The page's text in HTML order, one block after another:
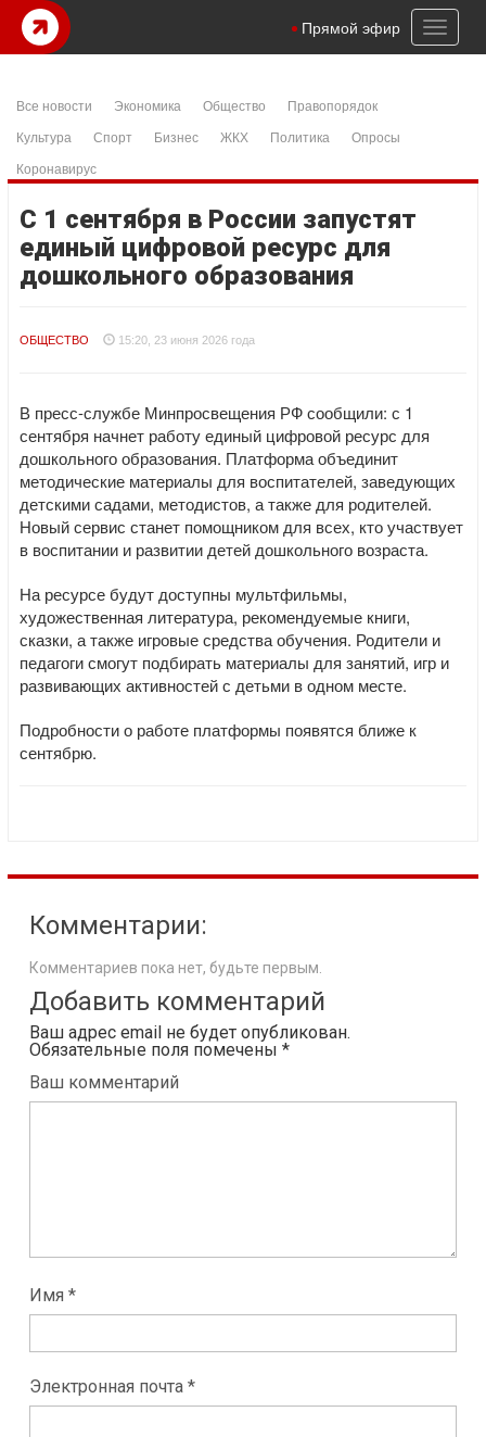
Toggle
Прямой эфир
Все новости Экономика Общество
Правопорядок
Культура
Спорт Бизнес ЖКХ Политика
Опросы
Коронавирус
С 1 сентября в России запустят
единый цифровой ресурс для
дошкольного образования
ОБЩЕСТВО 15:20, 23 июня 2026 года
В пресс-службе Минпросвещения РФ сообщили: с 1
сентября начнет работу единый цифровой ресурс для
дошкольного образования. Платформа объединит
методические материалы для воспитателей, заведующих
детскими садами, методистов, а также для родителей.
Новый сервис станет помощником для всех, кто участвует
в воспитании и развитии детей дошкольного возраста.
На ресурсе будут доступны мультфильмы,
художественная литература, рекомендуемые книги,
сказки, а также игровые средства обучения. Родители и
педагоги смогут подбирать материалы для занятий, игр и
развивающих активностей с детьми в одном месте.
Подробности о работе платформы появятся ближе к
сентябрю.
Комментарии:
Комментариев пока нет, будьте первым.
Добавить комментарий
Ваш адрес email не будет опубликован.
Обязательные поля помечены *
Ваш комментарий
Имя *
Электронная почта *